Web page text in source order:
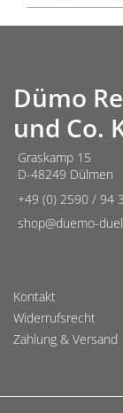
Dümo
und Co.
Graskamp 15
D-48249 Dülmen
+49 (0) 2590 / 94
shop@duemo-
Kontakt
Widerrufsrecht
Zahlung & Versand